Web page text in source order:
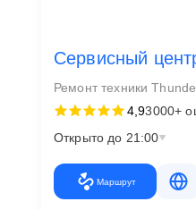
Сервисный
Ремонт техники
4,93000+
Открыто до 21:00
Маршрут